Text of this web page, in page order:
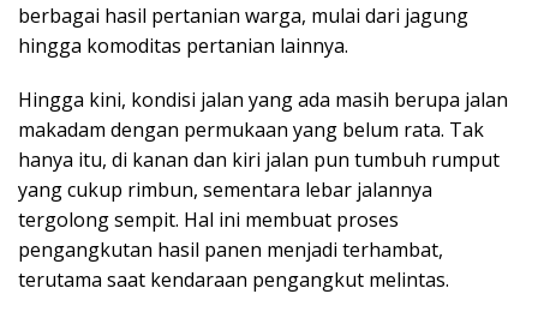
berbagai hasil pertanian warga, mulai dari jagung
hingga komoditas pertanian lainnya.
Hingga kini, kondisi jalan yang ada masih berupa jalan
makadam dengan permukaan yang belum rata. Tak
hanya itu, di kanan dan kiri jalan pun tumbuh rumput
yang cukup rimbun, sementara lebar jalannya
tergolong sempit. Hal ini membuat proses
pengangkutan hasil panen menjadi terhambat,
terutama saat kendaraan pengangkut melintas.